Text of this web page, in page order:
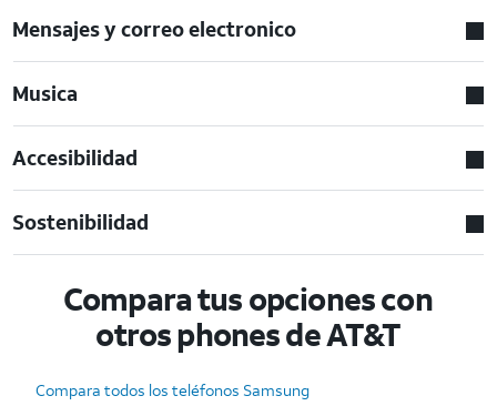
Mensajes y correo electronico
Musica
Accesibilidad
Sostenibilidad
Compara tus opciones con
otros phones de AT&T
Compara todos los teléfonos Samsung